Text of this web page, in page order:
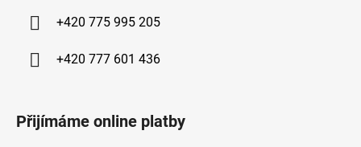
+420 775 995 205
+420 777 601 436
Přijímáme online platby